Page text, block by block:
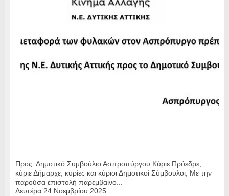
Προς: Δημοτικό Συμβούλιο Ασπροπύργου Κύριε Πρόεδρε,
κύριε Δήμαρχε, κυρίες και κύριοι Δημοτικοί Σύμβουλοι, Με την
παρούσα επιστολή παρεμβαίνο...
Δευτέρα 24 Νοεμβρίου 2025